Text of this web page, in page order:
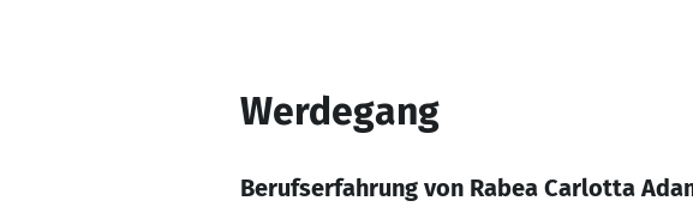
Werdegang
Berufserfahrung von Rabea Carlotta